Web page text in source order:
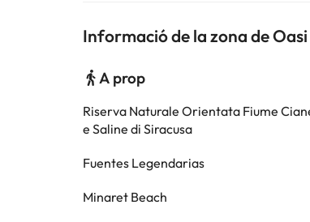
Informació de la zona de
A prop
Riserva Naturale Orientata Fiume
e Saline di Siracusa
Fuentes Legendarias
Minaret Beach